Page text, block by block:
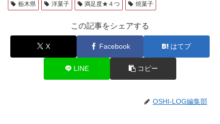
栃木県
洋菓子 満足度★４つ 焼菓子
この記事をシェアする
X Facebook はてブ
LINE コピー
OSHI-LOG編集部